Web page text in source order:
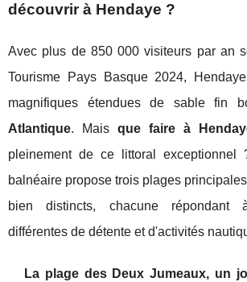
découvrir à Hendaye ?
Avec plus de 850 000 visiteurs par an
Tourisme Pays Basque 2024,
magnifiques étendues de sable fin
Atlantique. Mais que faire à
pleinement de ce littoral exceptionnel
balnéaire propose trois plages
bien distincts, chacune répondant
différentes de détente et d'activités
La plage des Deux Jumeaux, un